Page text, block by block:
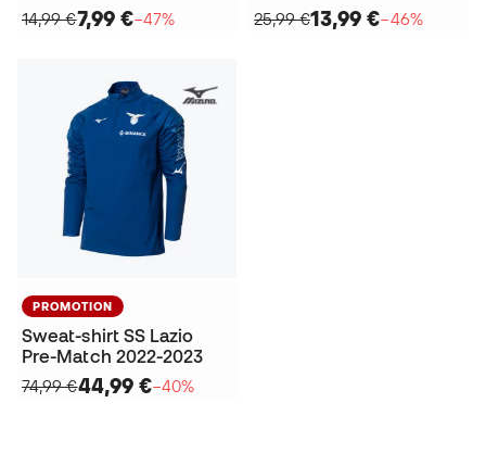
14,99 €7,99 €−47%
25,99 €13,99 €−46%
PROMOTION
Sweat-shirt SS Lazio
Pre-Match 2022-2023
74,99 €44,99 €−40%